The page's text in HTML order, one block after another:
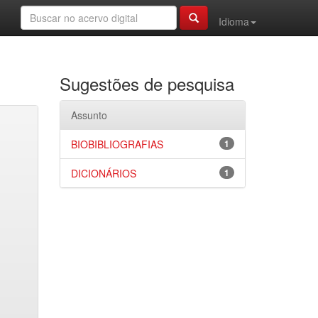
Idioma
Sugestões de pesquisa
Assunto
1
BIOBIBLIOGRAFIAS
1
DICIONÁRIOS